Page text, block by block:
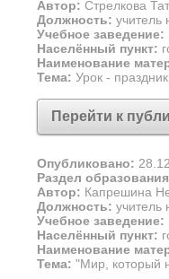
Автор: Стрелкова
Должность: учитель
Учебное заведение:
Населённый пункт:
Наименование
Тема: Урок -
Перейти к
Опубликовано:
Раздел
Автор: Капрешина
Должность: учитель
Учебное заведение:
Населённый пункт:
Наименование
Тема: "Мир, который